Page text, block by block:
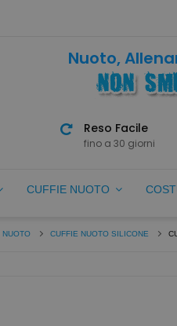
Nuoto,
Reso Facile
fino a 30 giorni
CUFFIE NUOTO
NUOTO CUFFIE NUOTO SILICONE